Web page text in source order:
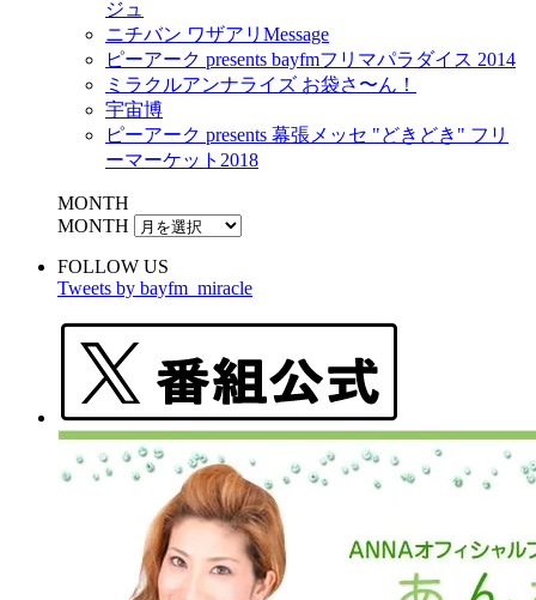
ジュ
ニチバン ワザアリMessage
ピーアーク presents bayfmフリマパラダイス 2014
ミラクルアンナライズ お袋さ〜ん！
宇宙博
ピーアーク presents 幕張メッセ "どきどき" フリ
ーマーケット2018
MONTH
MONTH
FOLLOW US
Tweets by bayfm_miracle